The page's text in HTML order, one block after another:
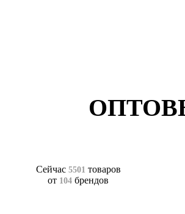
Сейчас 5501 товаров
от 104 брендов